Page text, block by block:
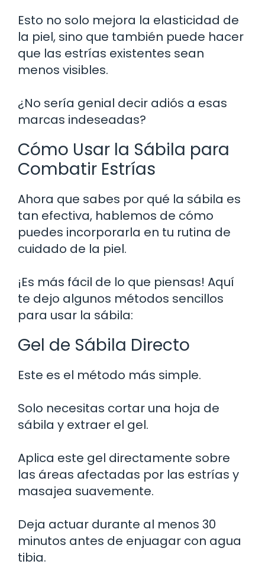
Esto no solo mejora la elasticidad de
la piel, sino que también puede hacer
que las estrías existentes sean
menos visibles.
¿No sería genial decir adiós a esas
marcas indeseadas?
Cómo Usar la Sábila para
Combatir Estrías
Ahora que sabes por qué la sábila es
tan efectiva, hablemos de cómo
puedes incorporarla en tu rutina de
cuidado de la piel.
¡Es más fácil de lo que piensas! Aquí
te dejo algunos métodos sencillos
para usar la sábila:
Gel de Sábila Directo
Este es el método más simple.
Solo necesitas cortar una hoja de
sábila y extraer el gel.
Aplica este gel directamente sobre
las áreas afectadas por las estrías y
masajea suavemente.
Deja actuar durante al menos 30
minutos antes de enjuagar con agua
tibia.